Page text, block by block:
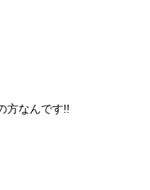
方なんです!!